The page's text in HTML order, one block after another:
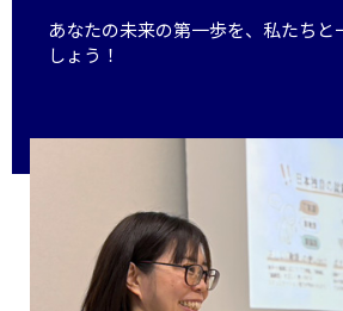
あなたの未来の第一歩を、私たちと
しょう！